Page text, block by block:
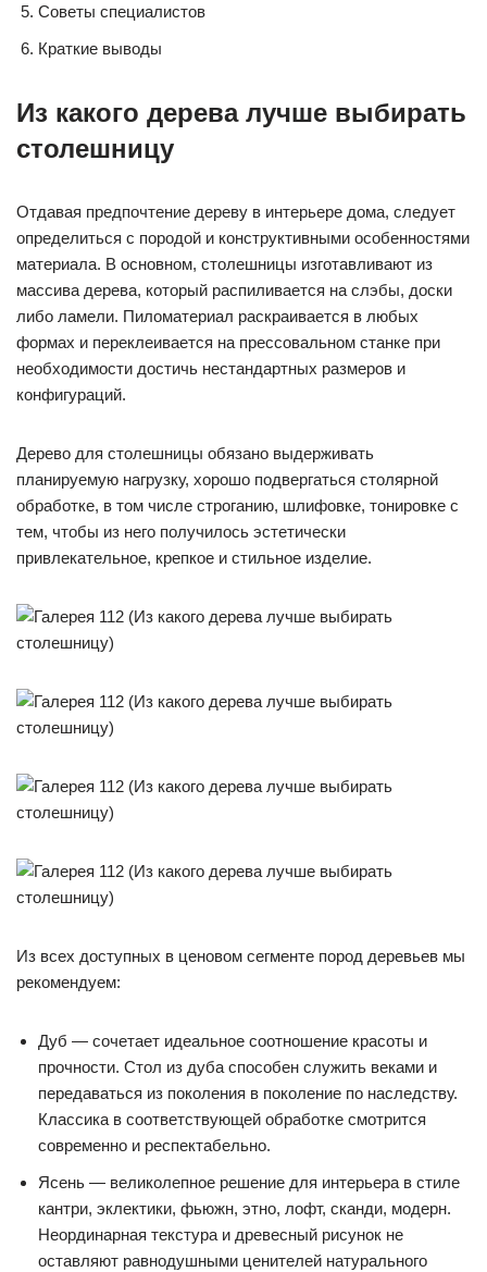
Советы специалистов
Краткие выводы
Из какого дерева лучше выбирать
столешницу
Отдавая предпочтение дереву в интерьере дома, следует
определиться с породой и конструктивными особенностями
материала. В основном, столешницы изготавливают из
массива дерева, который распиливается на слэбы, доски
либо ламели. Пиломатериал раскраивается в любых
формах и переклеивается на прессовальном станке при
необходимости достичь нестандартных размеров и
конфигураций.
Дерево для столешницы обязано выдерживать
планируемую нагрузку, хорошо подвергаться столярной
обработке, в том числе строганию, шлифовке, тонировке с
тем, чтобы из него получилось эстетически
привлекательное, крепкое и стильное изделие.
Из всех доступных в ценовом сегменте пород деревьев мы
рекомендуем:
Дуб — сочетает идеальное соотношение красоты и
прочности. Стол из дуба способен служить веками и
передаваться из поколения в поколение по наследству.
Классика в соответствующей обработке смотрится
современно и респектабельно.
Ясень — великолепное решение для интерьера в стиле
кантри, эклектики, фьюжн, этно, лофт, сканди, модерн.
Неординарная текстура и древесный рисунок не
оставляют равнодушными ценителей натурального